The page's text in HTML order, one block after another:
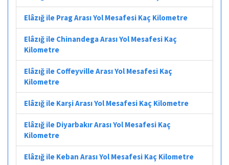
Elâzığ ile Prag Arası Yol Mesafesi Kaç Kilometre
Elâzığ ile Chinandega Arası Yol Mesafesi Kaç
Kilometre
Elâzığ ile Coffeyville Arası Yol Mesafesi Kaç
Kilometre
Elâzığ ile Karşi Arası Yol Mesafesi Kaç Kilometre
Elâzığ ile Diyarbakır Arası Yol Mesafesi Kaç
Kilometre
Elâzığ ile Keban Arası Yol Mesafesi Kaç Kilometre